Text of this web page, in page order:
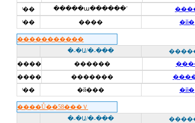
ͭ��
�����ա������˹
ͭ��
���� �й�
�����������
�˶�Ա/�˶���
����
������
����
�������
ͭ��
�й��� �й�
����Ů��58���Ｖ
�˶�Ա/�˶���